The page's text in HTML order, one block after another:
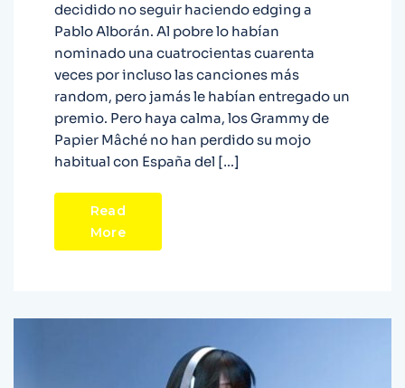
decidido no seguir haciendo edging a
Pablo Alborán. Al pobre lo habían
nominado una cuatrocientas cuarenta
veces por incluso las canciones más
random, pero jamás le habían entregado un
premio. Pero haya calma, los Grammy de
Papier Mâché no han perdido su mojo
habitual con España del […]
Read
More